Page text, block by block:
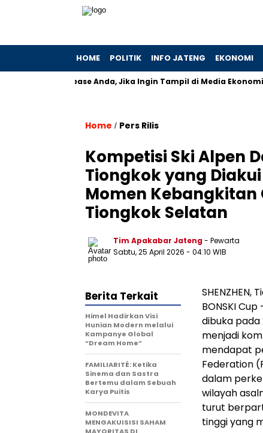
HOME POLITIK INFO JATENG EKONOMI
Press Release Anda, Jika Ingin Tampil di Media Ekonomi dan
Home / Pers Rilis
Kompetisi Ski Alpen
Tiongkok yang
Momen Kebangkitan
Tiongkok Selatan
Tim Apakabar Jateng- Pewarta
Sabtu, 25 April 2026 - 04:10 WIB
SHENZHEN,
BONSKI
dibuka pada
menjadi
mendapat
Federation
dalam
wilayah
turut
tinggi yang
Berita Terkait
Himel Hadirkan Visi
Hunian Modern melalui
Kampanye Global
“Dream Home”
FAMILIARITÉ: Ketika
Sinema dan Sastra
Bertemu dalam Sebuah
Karya Puitis
MONDEVITA
MENGAKUISISI SAHAM